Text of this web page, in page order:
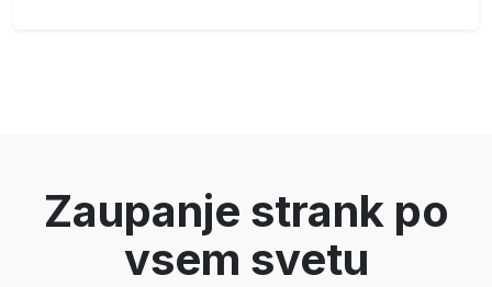
Zaupanje strank po
vsem svetu